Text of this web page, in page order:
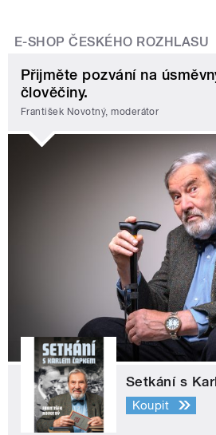
E-SHOP ČESKÉHO ROZHLASU
Přijměte pozvání na
člověčiny.
František Novotný, moderátor
Setkání s
Koupit